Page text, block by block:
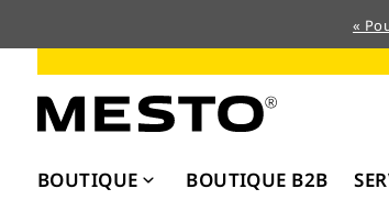
«
contenu
BOUTIQUE BOUTIQUE B2B